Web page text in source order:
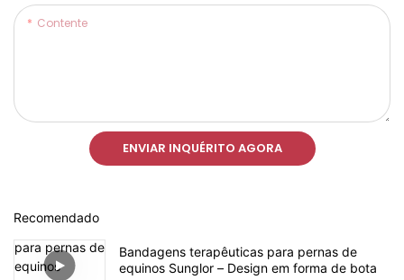
Contente
ENVIAR INQUÉRITO AGORA
Recomendado
Bandagens terapêuticas para pernas de
equinos Sunglor – Design em forma de bota